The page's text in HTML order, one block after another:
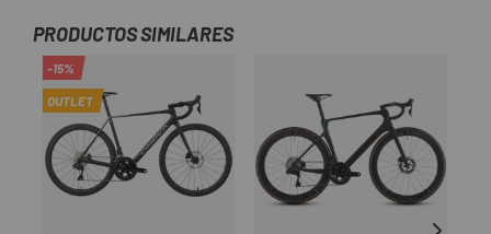
PRODUCTOS SIMILARES
-15%
OUTLET